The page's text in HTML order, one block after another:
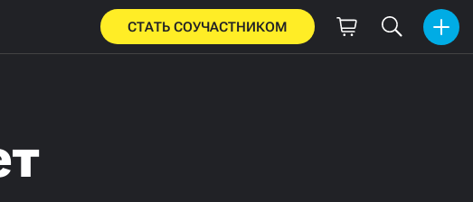
СТАТЬ СОУЧАСТНИКОМ